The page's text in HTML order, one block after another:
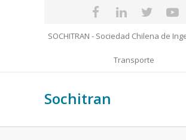
SOCHITRAN - Sociedad Chilena de
Transporte
Sochitran